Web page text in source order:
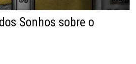
Sonhos sobre o